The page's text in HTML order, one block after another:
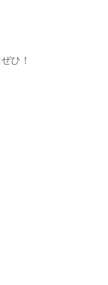
ひ！